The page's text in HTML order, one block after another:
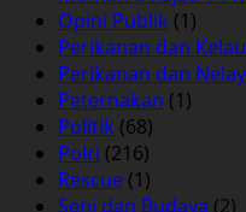
Opini Publik (1)
Perikanan dan
Perikanan dan
Peternakan (1)
Politik (68)
Polri (216)
Rescue (1)
Seni dan Budaya (2)